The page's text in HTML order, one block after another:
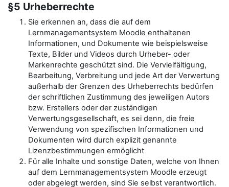
§5 Urheberrechte
Sie erkennen an, dass die auf dem
Lernmanagementsystem Moodle enthaltenen
Informationen, und Dokumente wie beispielsweise
Texte, Bilder und Videos durch Urheber- oder
Markenrechte geschützt sind. Die Vervielfältigung,
Bearbeitung, Verbreitung und jede Art der Verwertung
außerhalb der Grenzen des Urheberrechts bedürfen
der schriftlichen Zustimmung des jeweiligen Autors
bzw. Erstellers oder der zuständigen
Verwertungsgesellschaft, es sei denn, die freie
Verwendung von spezifischen Informationen und
Dokumenten wird durch explizit genannte
Lizenzbestimmungen ermöglicht
Für alle Inhalte und sonstige Daten, welche von Ihnen
auf dem Lernmanagementsystem Moodle erzeugt
oder abgelegt werden, sind Sie selbst verantwortlich.